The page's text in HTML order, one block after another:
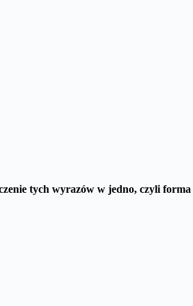
tych wyrazów w jedno, czyli forma